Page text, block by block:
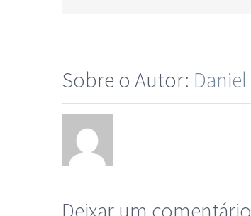
Sobre o Autor: Daniel
Deixar um comentário